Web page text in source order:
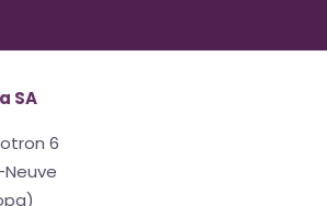
SA
6